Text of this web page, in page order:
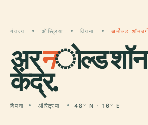
गंतव्य ऑस्ट्रिया वियना अर्नोल्ड
अर्नोल्ड
केंद्र.
वियना ऑस्ट्रिया 48° N · 16° E